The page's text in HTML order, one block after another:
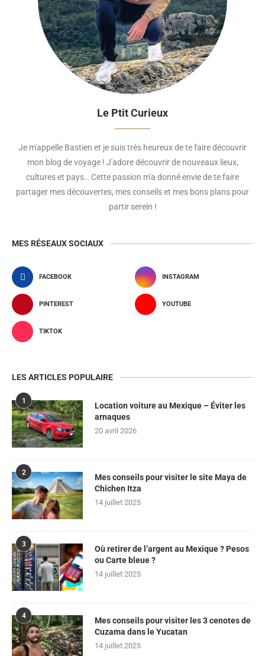
Le Ptit Curieux
Je m'appelle Bastien et je suis très heureux de te faire découvrir
mon blog de voyage ! J'adore découvrir de nouveaux lieux,
cultures et pays… Cette passion m'a donné envie de te faire
partager mes découvertes, mes conseils et mes bons plans pour
partir serein !
MES RÉSEAUX SOCIAUX
FACEBOOK INSTAGRAM
PINTEREST YOUTUBE
TIKTOK
LES ARTICLES POPULAIRE
1
Location voiture au Mexique – Éviter les
arnaques
20 avril 2026
2
Mes conseils pour visiter le site Maya de
Chichen Itza
14 juillet 2025
3
Où retirer de l’argent au Mexique ? Pesos
ou Carte bleue ?
14 juillet 2025
4
Mes conseils pour visiter les 3 cenotes de
Cuzama dans le Yucatan
14 juillet 2025